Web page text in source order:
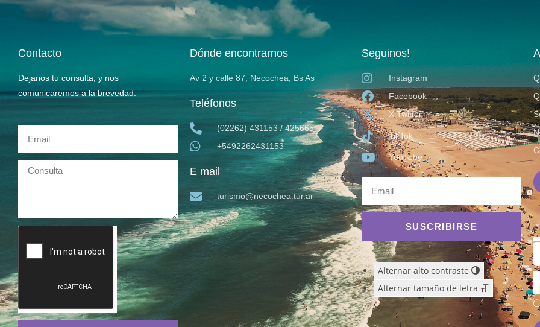
Contacto
Dejanos tu consulta, y nos
comunicaremos a la brevedad.
Dónde encontrarnos
Av 2 y calle 87, Necochea, Bs As
Teléfonos
(02262) 431153 / 425665
+5492262431153
E mail
turismo@necochea.tur.ar
Seguinos!
Instagram
Facebook
X Twitter
TikTok
YouTube
SUSCRIBIRSE
Alternar alto contraste
Alternar tamaño de letra